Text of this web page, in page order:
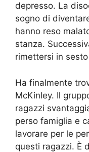
depresso. La
sogno di
hanno reso
stanza.
rimettersi in
Ha finalmente
McKinley. Il
ragazzi
perso famiglia e
lavorare per le
questi ragazzi. È